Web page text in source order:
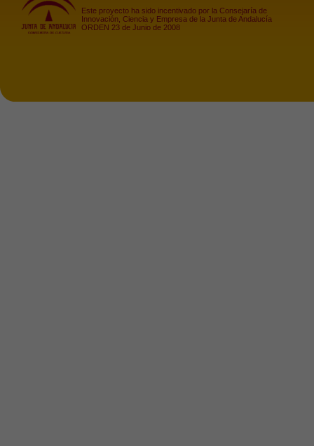
Este proyecto ha sido incentivado por la Consejaría de
Innovación, Ciencia y Empresa de la Junta de Andalucía
ORDEN 23 de Junio de 2008